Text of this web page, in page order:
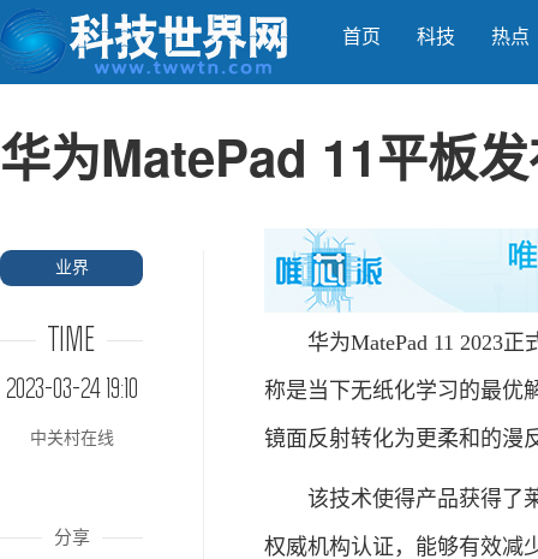
首页 科技 热点
华为MatePad 11平板
业界
TIME
2023-03-24 19:10
中关村在线
分享
华为MatePad 11 2023正
称是当下无纸化学习的最优
镜面反射转化为更柔和的漫
该技术使得产品获得了莱
权威机构认证，能够有效减